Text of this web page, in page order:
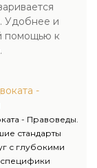
Удобнее и
помощью к
-
- Правоведы.
стандарты
с глубокими